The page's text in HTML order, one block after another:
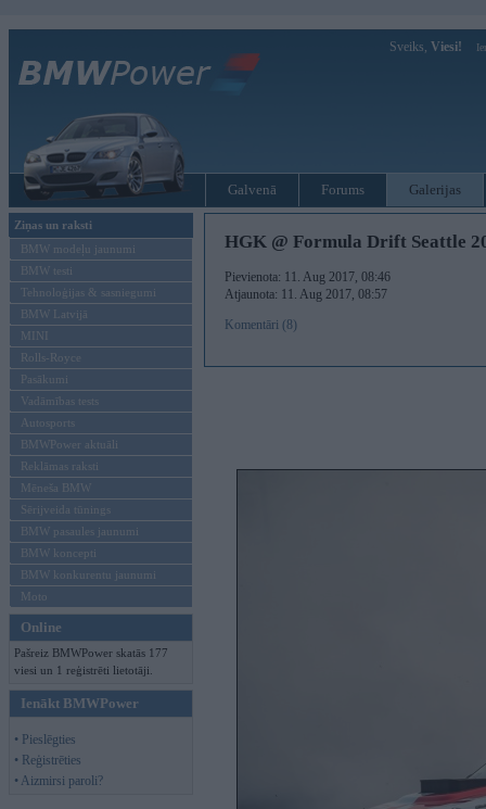
Sveiks, Viesi!
Galvenā Forums Galerijas
Ziņas un raksti
BMW modeļu jaunumi
BMW testi
Tehnoloģijas & sasniegumi
BMW Latvijā
MINI
Rolls-Royce
Pasākumi
Vadāmības tests
Autosports
BMWPower aktuāli
Reklāmas raksti
Mēneša BMW
Sērijveida tūnings
BMW pasaules jaunumi
BMW koncepti
BMW konkurentu jaunumi
Moto
Online
Pašreiz BMWPower skatās 177
viesi un 1 reģistrēti lietotāji.
Ienākt BMWPower
• Pieslēgties
• Reģistrēties
• Aizmirsi paroli?
HGK @ Formula Drift Seattle
Pievienota: 11. Aug 2017, 08:46
Atjaunota: 11. Aug 2017, 08:57
Komentāri (8)